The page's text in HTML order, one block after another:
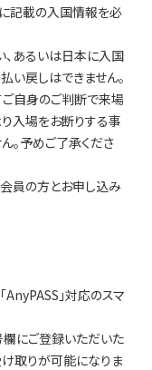
記載の入国情報を必
あるいは日本に入国
い戻しはできません。
自身のご判断で来場
入場をお断りする事
。予めご了承くださ
員の方とお申し込み
」対応のスマ
にご登録いただいた
取りが可能になりま